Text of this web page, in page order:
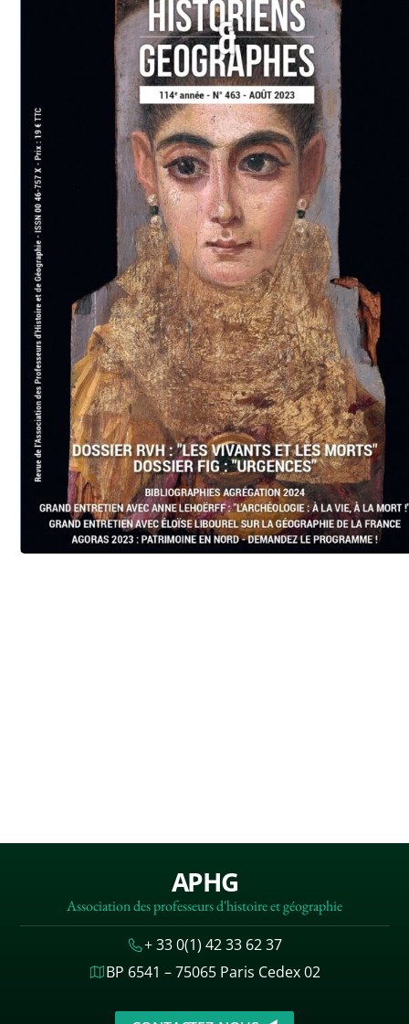
APHG
Association des professeurs d'histoire et géographie
+ 33 0(1) 42 33 62 37
BP 6541 – 75065 Paris Cedex 02